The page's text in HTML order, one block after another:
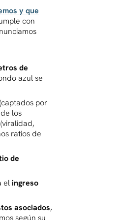
y que
con
de
azul se
(captados por
los
(viralidad,
ratios de
de
elingreso
asociados,
según su